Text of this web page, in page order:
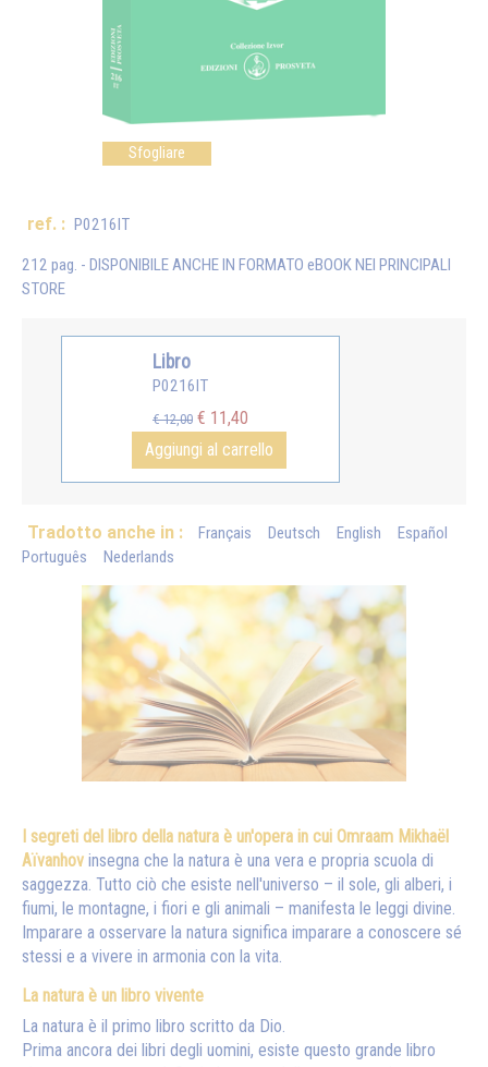
Sfogliare
ref. : P0216IT
212 pag. - DISPONIBILE ANCHE IN FORMATO eBOOK NEI PRINCIPALI
STORE
Libro
P0216IT
€ 12,00 € 11,40
Aggiungi al carrello
Tradotto anche in : Français Deutsch English
Español
Português
Nederlands
I segreti del libro della natura è un'opera in cui Omraam Mikhaël
Aïvanhov insegna che la natura è una vera e propria scuola di
saggezza. Tutto ciò che esiste nell'universo – il sole, gli alberi, i
fiumi, le montagne, i fiori e gli animali – manifesta le leggi divine.
Imparare a osservare la natura significa imparare a conoscere sé
stessi e a vivere in armonia con la vita.
La natura è un libro vivente
La natura è il primo libro scritto da Dio.
Prima ancora dei libri degli uomini, esiste questo grande libro